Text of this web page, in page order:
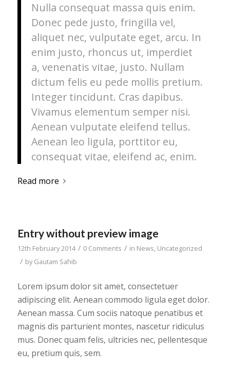
Nulla consequat massa quis enim.
Donec pede justo, fringilla vel,
aliquet nec, vulputate eget, arcu. In
enim justo, rhoncus ut, imperdiet
a, venenatis vitae, justo. Nullam
dictum felis eu pede mollis pretium.
Integer tincidunt. Cras dapibus.
Vivamus elementum semper nisi.
Aenean vulputate eleifend tellus.
Aenean leo ligula, porttitor eu,
consequat vitae, eleifend ac, enim.
Read more
Entry without preview image
12th February 2014 / 0 Comments / in News, Uncategorized
/ byGautam Sahib
Lorem ipsum dolor sit amet, consectetuer
adipiscing elit. Aenean commodo ligula eget dolor.
Aenean massa. Cum sociis natoque penatibus et
magnis dis parturient montes, nascetur ridiculus
mus. Donec quam felis, ultricies nec, pellentesque
eu, pretium quis, sem.